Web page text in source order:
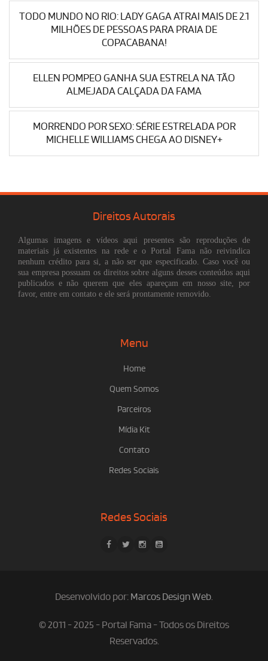
TODO MUNDO NO RIO: LADY GAGA ATRAI MAIS DE 2.1
MILHÕES DE PESSOAS PARA PRAIA DE
COPACABANA!
ELLEN POMPEO GANHA SUA ESTRELA NA TÃO
ALMEJADA CALÇADA DA FAMA
MORRENDO POR SEXO: SÉRIE ESTRELADA POR
MICHELLE WILLIAMS CHEGA AO DISNEY+
Direitos Autorais
Algumas imagens e vídeos aqui presentes são reproduções de
materiais já existentes na rede e o Portal Fama não reivindica
nenhum crédito para si, a não ser que especificado. Caso você ou
sua empresa possuam os direitos sobre alguns desses conteúdos aqui
publicados e não querem que eles apareçam em nosso site, por
favor, entre em contato e ele será prontamente removido.
Menu
Home
Quem Somos
Parceiros
Mídia Kit
Contato
Redes Sociais
Redes Sociais
Desenvolvido por: Marcos Design Web.
© 2011 - 2025 - Portal Fama - Todos os Direitos
Reservados.